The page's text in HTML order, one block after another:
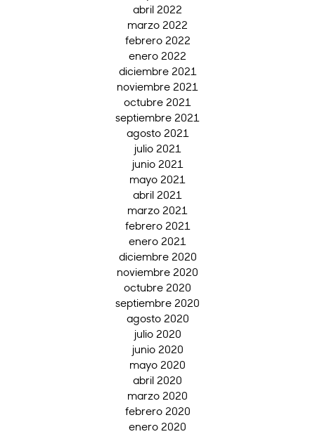
abril 2022
marzo 2022
febrero 2022
enero 2022
diciembre 2021
noviembre 2021
octubre 2021
septiembre 2021
agosto 2021
julio 2021
junio 2021
mayo 2021
abril 2021
marzo 2021
febrero 2021
enero 2021
diciembre 2020
noviembre 2020
octubre 2020
septiembre 2020
agosto 2020
julio 2020
junio 2020
mayo 2020
abril 2020
marzo 2020
febrero 2020
enero 2020